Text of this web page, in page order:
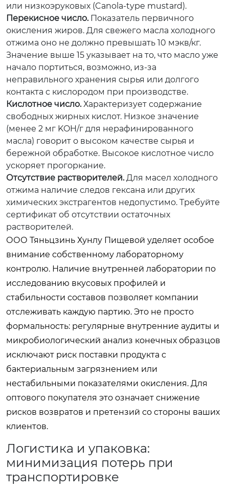
или низкоэруковых (Canola-type mustard).
Перекисное число.Показатель первичного
окисления жиров. Для свежего масла холодного
отжима оно не должно превышать 10 мэкв/кг.
Значение выше 15 указывает на то, что масло уже
начало портиться, возможно, из-за
неправильного хранения сырья или долгого
контакта с кислородом при производстве.
Кислотное число.Характеризует содержание
свободных жирных кислот. Низкое значение
(менее 2 мг KOH/г для нерафинированного
масла) говорит о высоком качестве сырья и
бережной обработке. Высокое кислотное число
ускоряет прогоркание.
Отсутствие растворителей.Для масел холодного
отжима наличие следов гексана или других
химических экстрагентов недопустимо. Требуйте
сертификат об отсутствии остаточных
растворителей.
ООО Тяньцзинь Хунлу Пищевой уделяет особое
внимание собственному лабораторному
контролю. Наличие внутренней лаборатории по
исследованию вкусовых профилей и
стабильности составов позволяет компании
отслеживать каждую партию. Это не просто
формальность: регулярные внутренние аудиты и
микробиологический анализ конечных образцов
исключают риск поставки продукта с
бактериальным загрязнением или
нестабильными показателями окисления. Для
оптового покупателя это означает снижение
рисков возвратов и претензий со стороны ваших
клиентов.
Логистика и упаковка:
минимизация потерь при
транспортировке